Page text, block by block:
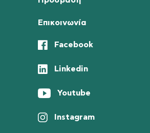
Επικοινωνία
Facebook
Linkedin
Youtube
Instagram